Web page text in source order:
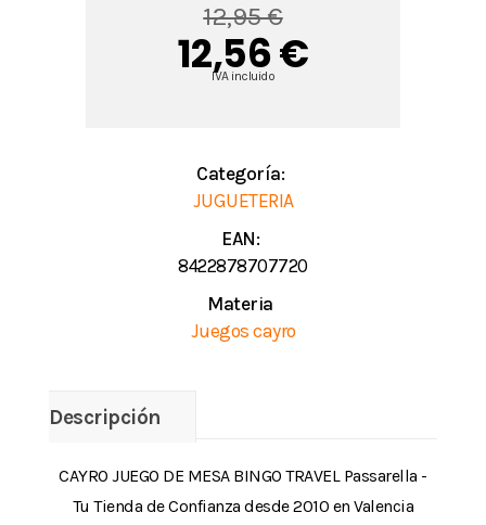
12,95 €
12,56 €
IVA incluido
Categoría:
JUGUETERIA
EAN:
8422878707720
Materia
Juegos cayro
Descripción
CAYRO JUEGO DE MESA BINGO TRAVEL Passarella -
Tu Tienda de Confianza desde 2010 en Valencia